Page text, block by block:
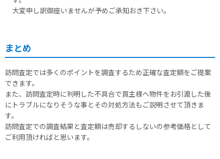
大変申し訳御座いませんが予めご承知おき下さい。
まとめ
訪問査定では多くのポイントを調査するため正確な査定額をご提案
できます。
また、訪問査定時に判明した不具合で買主様へ物件をお引渡した後
にトラブルになりそうな事とその対処方法もご説明させて頂きま
す。
訪問査定での調査結果と査定額は売却するしないの参考価格として
ご利用頂ければと思います。